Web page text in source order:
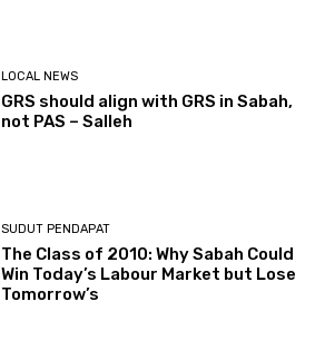
LOCAL NEWS
GRS should align with GRS in Sabah,
not PAS – Salleh
SUDUT PENDAPAT
The Class of 2010: Why Sabah Could
Win Today’s Labour Market but Lose
Tomorrow’s